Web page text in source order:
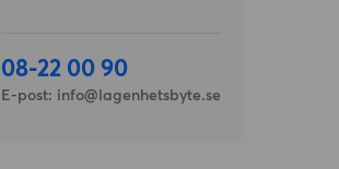
08-22 00 90
E-post: info@lagenhetsbyte.se